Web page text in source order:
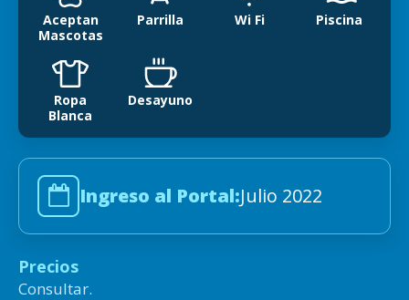
Aceptan
Mascotas
Parrilla Wi Fi Piscina
Ropa
Blanca
Desayuno
Ingreso al Portal:Julio 2022
Precios
Consultar.